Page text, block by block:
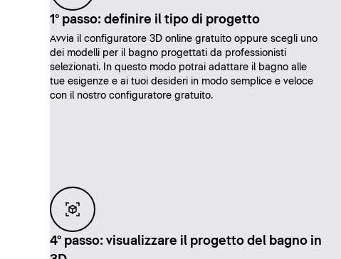
1° passo: definire il tipo di progetto
Avvia il configuratore 3D online gratuito oppure scegli uno
dei modelli per il bagno progettati da professionisti
selezionati. In questo modo potrai adattare il bagno alle
tue esigenze e ai tuoi desideri in modo semplice e veloce
con il nostro configuratore gratuito.
4° passo: visualizzare il progetto del bagno in